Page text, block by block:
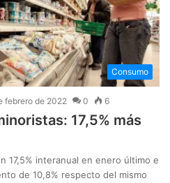
Consumo
febrero de 2022 0 6
17,5% más
17,5% interanual en enero último e
de 10,8% respecto del mismo